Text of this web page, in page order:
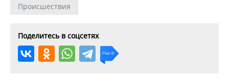
ОТКРЫТАЯ ЛЕКЦИЯ
БАСКЕТБОЛ
ВОЛЕЙБОЛ
КИБЕРСПОРТ
ИНФРАСТРУКТУРА
ИСТОРИЯ
КУЛЬТУРА
СПРАВОЧНИК
СПИСОК ПЕРСОН
СПИСОК КОМПАНИЙ
ПОЛНАЯ ВЕРСИЯ
Происшествия
Поделитесь в соцсетях